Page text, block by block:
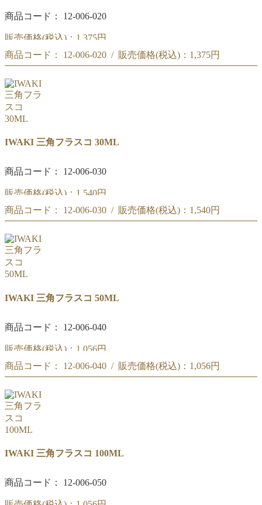
商品コード： 12-006-020
販売価格(税込)： 1,375円
三角フラスコ 20ML
商品コード： 12-006-020 / 販売価格(税込)： 1,375円
三角フラスコ 20ML
IWAKI 三角フラスコ 30ML
商品コード： 12-006-030
販売価格(税込)： 1,540円
三角フラスコ 30ML
商品コード： 12-006-030 / 販売価格(税込)： 1,540円
三角フラスコ 30ML
IWAKI 三角フラスコ 50ML
商品コード： 12-006-040
販売価格(税込)： 1,056円
三角フラスコ 50ML
商品コード： 12-006-040 / 販売価格(税込)： 1,056円
三角フラスコ 50ML
IWAKI 三角フラスコ 100ML
商品コード： 12-006-050